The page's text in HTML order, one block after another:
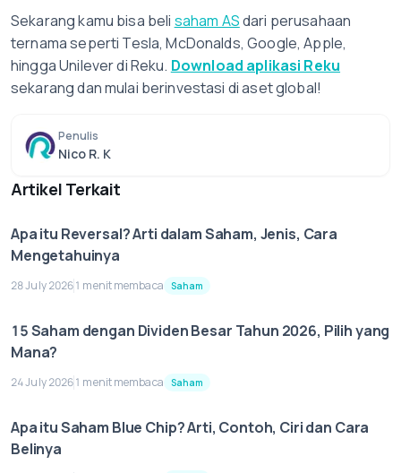
Sekarang kamu bisa beli saham ASdari perusahaan
ternama seperti Tesla, McDonalds, Google, Apple,
hingga Unilever di Reku. Download aplikasi Reku
sekarang dan mulai berinvestasi di aset global!
Penulis
Nico R. K
Artikel Terkait
Apa itu Reversal? Arti dalam Saham, Jenis, Cara
Mengetahuinya
28 July 20261 menit membaca Saham
15 Saham dengan Dividen Besar Tahun 2026, Pilih yang
Mana?
24 July 20261 menit membaca Saham
Apa itu Saham Blue Chip? Arti, Contoh, Ciri dan Cara
Belinya